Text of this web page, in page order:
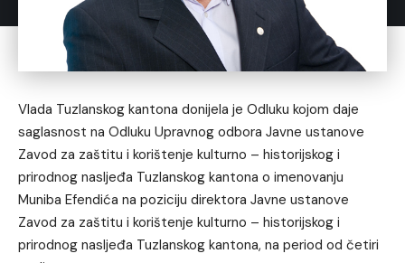
Vlada Tuzlanskog kantona donijela je Odluku kojom daje
saglasnost na Odluku Upravnog odbora Javne ustanove
Zavod za zaštitu i korištenje kulturno – historijskog i
prirodnog nasljeđa Tuzlanskog kantona o imenovanju
Muniba Efendića na poziciju direktora Javne ustanove
Zavod za zaštitu i korištenje kulturno – historijskog i
prirodnog nasljeđa Tuzlanskog kantona, na period od četiri